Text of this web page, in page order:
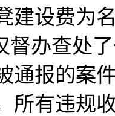
建设费为
督办查处
通报的案
所有违规